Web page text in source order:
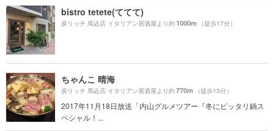
bistro tetete(ててて)
炭リッチ 馬込店 イタリアン居酒屋より約1000m （徒歩17分）
ちゃんこ 晴海
炭リッチ 馬込店 イタリアン居酒屋より約770m （徒歩13分）
2017年11月18日放送「内山グルメツアー『冬にピッタリ鍋ス
ペシャル！...